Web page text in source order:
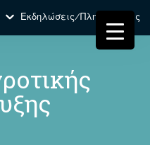
Εκδηλώσεις/Πληροφορίες